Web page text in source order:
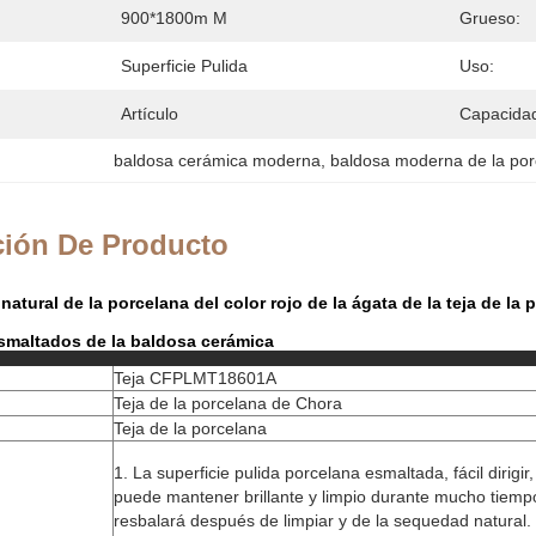
900*1800m M Grueso:
Superficie Pulida Uso:
Artículo
baldosa cerámica moderna baldosa moderna de la
De Producto
de la porcelana del color rojo de la ágata de la teja de la
de la baldosa cerámica
Teja CFPLMT18601A
Teja de la porcelana de Chora
Teja de la porcelana
1. La superficie pulida porcelana esmaltada, fácil
puede mantener brillante y limpio durante mucho
resbalará después de limpiar y de la sequedad